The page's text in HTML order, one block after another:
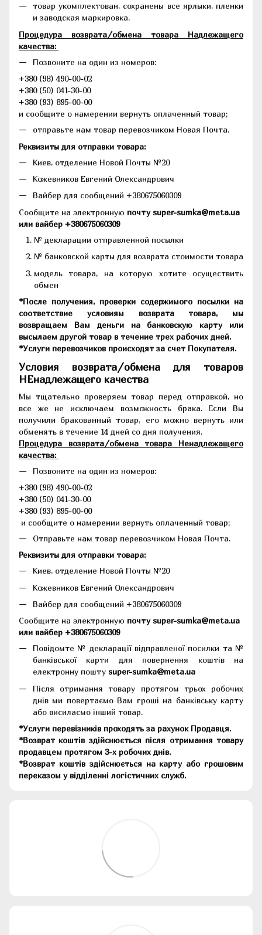
товар укомплектован, сохранены все ярлыки, пленки
и заводская маркировка.
Процедура возврата/обмена товара Надлежащего
качества:
Позвоните на один из номеров:
+380 (98) 490-00-02
+380 (50) 041-30-00
+380 (93) 895-00-00
и сообщите о намерении вернуть оплаченный товар;
отправьте нам товар перевозчиком Новая Почта.
Реквизиты для отправки товара:
Киев, отделение Новой Почты №20
Кожевников Евгений Олександрович
Вайбер для сообщений +380675060309
Сообщите на электронную почту super-sumka@meta.ua
или вайбер +380675060309
№ декларации отправленной посылки
№ банковской карты для возврата стоимости товара
модель товара, на которую хотите осуществить
обмен
*После получения, проверки содержимого посылки на
соответствие условиям возврата товара, мы
возвращаем Вам деньги на банковскую карту или
высылаем другой товар в течение трех рабочих дней.
*Услуги перевозчиков происходят за счет Покупателя.
Условия возврата/обмена для товаров
НЕнадлежащего качества
Мы тщательно проверяем товар перед отправкой, но
все же не исключаем возможность брака. Если Вы
получили бракованный товар, его можно вернуть или
обменять в течение 14 дней со дня получения.
Процедура возврата/обмена товара Ненадлежащего
качества:
Позвоните на один из номеров:
+380 (98) 490-00-02
+380 (50) 041-30-00
+380 (93) 895-00-00
и сообщите о намерении вернуть оплаченный товар;
Отправьте нам товар перевозчиком Новая Почта.
Реквизиты для отправки товара:
Киев, отделение Новой Почты №20
Кожевников Евгений Олександрович
Вайбер для сообщений +380675060309
Сообщите на электронную почту super-sumka@meta.ua
или вайбер +380675060309
Повідомте № декларації відправленої посилки та №
банківської карти для повернення коштів на
електронну пошту super-sumka@meta.ua
Після отримання товару протягом трьох робочих
днів ми повертаємо Вам гроші на банківську карту
або висилаємо інший товар.
*Услуги перевізників проходять за рахунок Продавця.
*Возврат коштів здійснюється після отримання товару
продавцем протягом 3-х робочих днів.
*Возврат коштів здійснюється на карту або грошовим
переказом у відділенні логістичних служб.